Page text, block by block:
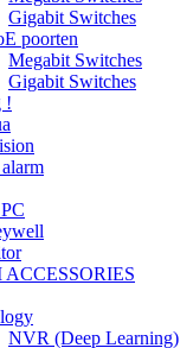
Gigabit Switches
poorten
Megabit Switches
Gigabit Switches
!
ACCESSORIES
NVR (Deep Learning)